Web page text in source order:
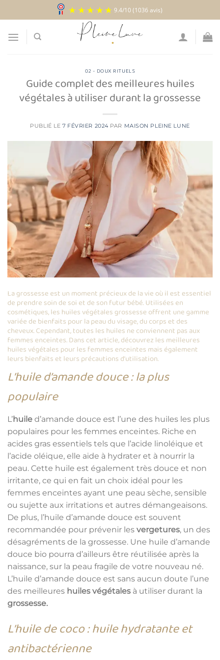
au
contenu
9.4/10(1036 avis)
02 - DOUX RITUELS
Guide complet des meilleures huiles
végétales à utiliser durant la grossesse
PUBLIÉ LE 7 FÉVRIER 2024 PAR MAISON PLEINE LUNE
La grossesse est un moment précieux de la vie où il est essentiel
de prendre soin de soi et de son futur bébé. Utilisées en
cosmétiques, les huiles végétales grossesse offrent une gamme
variée de bienfaits pour la peau du visage, du corps et des
cheveux. Cependant, toutes les huiles ne conviennent pas aux
femmes enceintes. Dans cet article, découvrez les meilleures
huiles végétales pour les femmes enceintes mais également
leurs bienfaits et leurs précautions d’utilisation.
L’huile d’amande douce : la plus
populaire
L’huile d’amande douce est l’une des huiles les plus
populaires pour les femmes enceintes. Riche en
acides gras essentiels tels que l’acide linoléique et
l’acide oléique, elle aide à hydrater et à nourrir la
peau. Cette huile est également très douce et non
irritante, ce qui en fait un choix idéal pour les
femmes enceintes ayant une peau sèche, sensible
ou sujette aux irritations et autres démangeaisons.
De plus, l’huile d’amande douce est souvent
recommandée pour prévenir les vergetures, un des
désagréments de la grossesse. Une huile d’amande
douce bio pourra d’ailleurs être réutilisée après la
naissance, sur la peau fragile de votre nouveau né.
L’huile d’amande douce est sans aucun doute l’une
des meilleures huiles végétales à utiliser durant la
grossesse.
L’huile de coco : huile hydratante et
antibactérienne